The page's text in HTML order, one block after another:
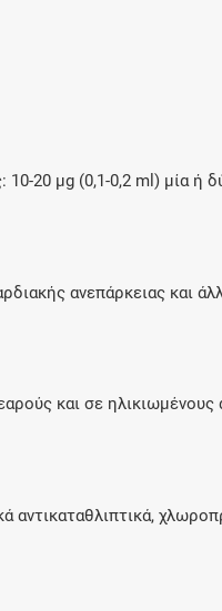
10-20 μg (0,1-0,2 ml) μία ή
ανεπάρκειας και
και σε
αντικαταθλιπτικά,